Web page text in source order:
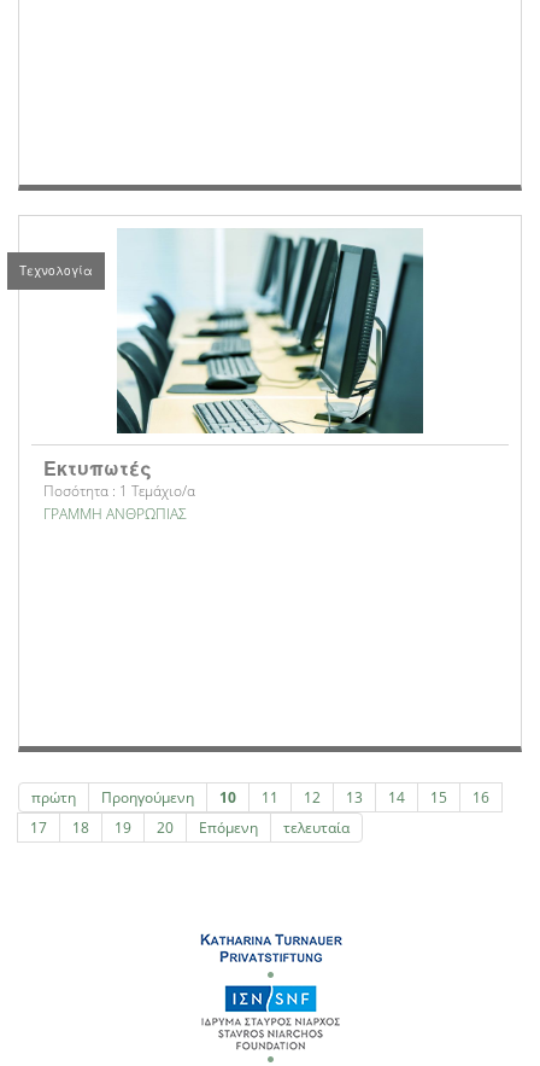
Τεχνολογία
Εκτυπωτές
Ποσότητα : 1 Τεμάχιο/α
ΓΡΑΜΜΗ ΑΝΘΡΩΠΙΑΣ
πρώτη Προηγούμενη 10 11 12 13 14 15
16
17
18 19 20 Επόμενη τελευταία